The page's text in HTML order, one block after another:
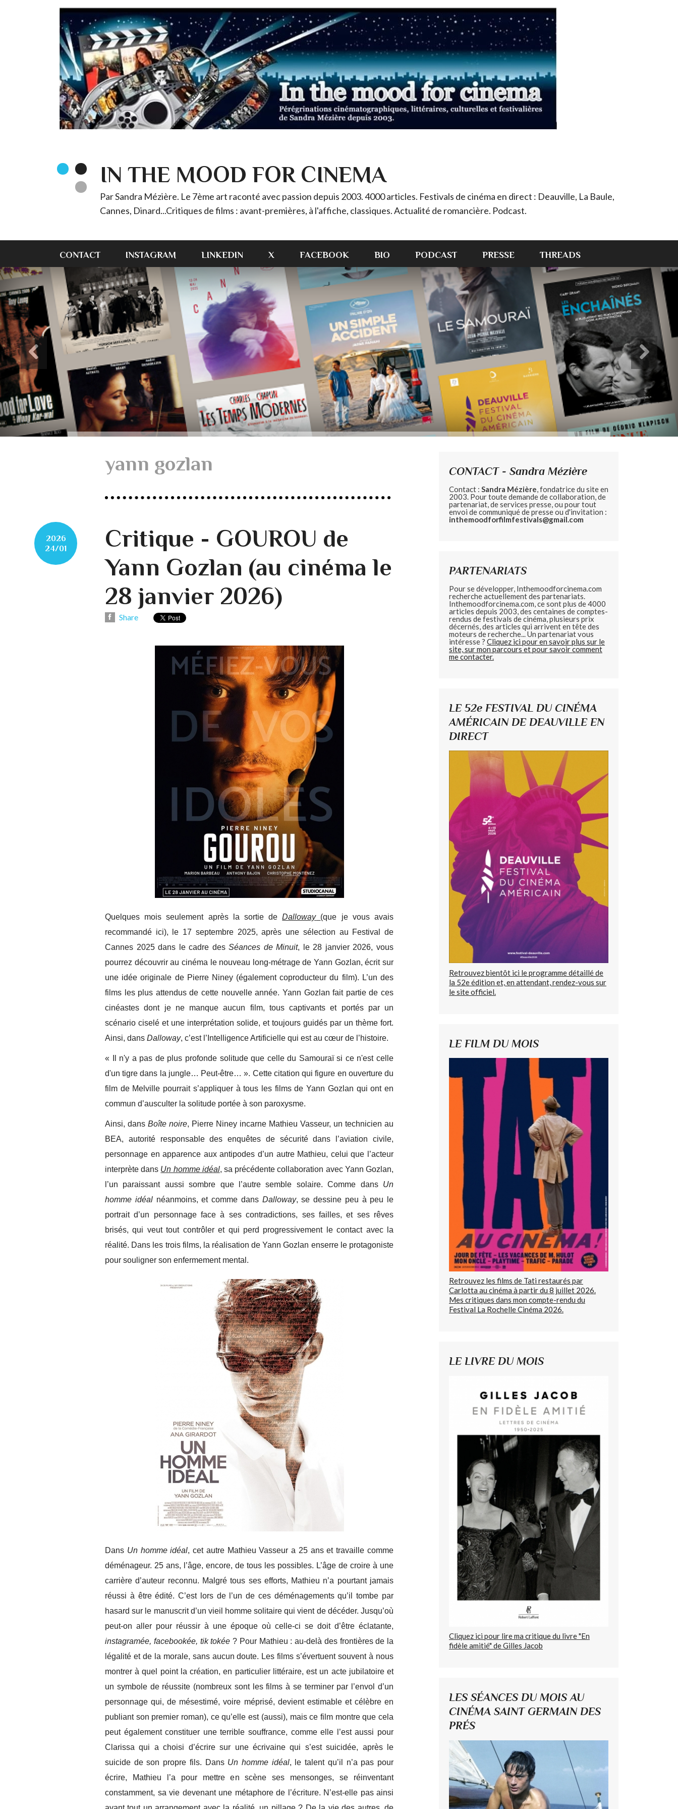
IN THE MOOD FOR CINEMA
Par Sandra Mézière. Le 7ème art raconté avec passion depuis 2003. 4000 articles. Festivals de cinéma en direct : Deauville, La Baule,
Cannes, Dinard...Critiques de films : avant-premières, à l'affiche, classiques. Actualité de romancière. Podcast.
CONTACT INSTAGRAM LINKEDIN X FACEBOOK BIO PODCAST PRESSE THREADS
yann gozlan
2026
24/01
Critique - GOUROU de
Yann Gozlan (au cinéma le
28 janvier 2026)
Share
Quelques mois seulement après la sortie deDalloway (que je vous avais
recommandé ici), le 17 septembre 2025, après une sélection au Festival de
Cannes 2025 dans le cadre desSéances de Minuit, le 28 janvier 2026, vous
pourrez découvrir au cinéma le nouveau long-métrage de Yann Gozlan, écrit sur
une idée originale de Pierre Niney (également coproducteur du film). L’un des
films les plus attendus de cette nouvelle année. Yann Gozlan fait partie de ces
cinéastes dont je ne manque aucun film, tous captivants et portés par un
scénario ciselé et une interprétation solide, et toujours guidés par un thème fort.
Ainsi, dans Dalloway, c’est l’Intelligence Artificielle qui est au cœur de l’histoire.
« Il n'y a pas de plus profonde solitude que celle du Samouraï si ce n'est celle
d'un tigre dans la jungle… Peut-être… ». Cette citation qui figure en ouverture du
film de Melville pourrait s’appliquer à tous les films de Yann Gozlan qui ont en
commun d’ausculter la solitude portée à son paroxysme.
Ainsi, dans Boîte noire, Pierre Niney incarne Mathieu Vasseur, un technicien au
BEA, autorité responsable des enquêtes de sécurité dans l’aviation civile,
personnage en apparence aux antipodes d’un autre Mathieu, celui que l’acteur
interprète dans Un homme idéal, sa précédente collaboration avec Yann Gozlan,
l’un paraissant aussi sombre que l’autre semble solaire. Comme dans Un
homme idéalnéanmoins, et comme dansDalloway, se dessine peu à peu le
portrait d’un personnage face à ses contradictions, ses failles, et ses rêves
brisés, qui veut tout contrôler et qui perd progressivement le contact avec la
réalité. Dans les trois films, la réalisation de Yann Gozlan enserre le protagoniste
pour souligner son enfermement mental.
Dans Un homme idéal, cet autre Mathieu Vasseur a 25 ans et travaille comme
déménageur. 25 ans, l’âge, encore, de tous les possibles. L’âge de croire à une
carrière d’auteur reconnu. Malgré tous ses efforts, Mathieu n’a pourtant jamais
réussi à être édité. C’est lors de l’un de ces déménagements qu’il tombe par
hasard sur le manuscrit d’un vieil homme solitaire qui vient de décéder. Jusqu’où
peut-on aller pour réussir à une époque où celle-ci se doit d’être éclatante,
instagramée, facebookée, tik tokée ? Pour Mathieu : au-delà des frontières de la
légalité et de la morale, sans aucun doute. Les films s’évertuent souvent à nous
montrer à quel point la création, en particulier littéraire, est un acte jubilatoire et
un symbole de réussite (nombreux sont les films à se terminer par l’envol d’un
personnage qui, de mésestimé, voire méprisé, devient estimable et célèbre en
publiant son premier roman), ce qu’elle est (aussi), mais ce film montre que cela
peut également constituer une terrible souffrance, comme elle l’est aussi pour
Clarissa qui a choisi d’écrire sur une écrivaine qui s’est suicidée, après le
suicide de son propre fils. Dans Un homme idéal, le talent qu’il n’a pas pour
écrire, Mathieu l’a pour mettre en scène ses mensonges, se réinventant
constamment, sa vie devenant une métaphore de l’écriture. N’est-elle pas ainsi
CONTACT - Sandra Mézière
Contact : Sandra Mézière, fondatrice du site en
2003. Pour toute demande de collaboration, de
partenariat, de services presse, ou pour tout
envoi de communiqué de presse ou d'invitation :
inthemoodforfilmfestivals@gmail.com
PARTENARIATS
Pour se développer, Inthemoodforcinema.com
recherche actuellement des partenariats.
Inthemoodforcinema.com, ce sont plus de 4000
articles depuis 2003, des centaines de comptes-
rendus de festivals de cinéma, plusieurs prix
décernés, des articles qui arrivent en tête des
moteurs de recherche... Un partenariat vous
intéresse ? Cliquez ici pour en savoir plus sur le
site, sur mon parcours et pour savoir comment
me contacter.
LE 52e FESTIVAL DU CINÉMA
AMÉRICAIN DE DEAUVILLE EN
DIRECT
Retrouvez bientôt ici le programme détaillé de
la 52e édition et, en attendant, rendez-vous sur
le site officiel.
LE FILM DU MOIS
Retrouvez les films de Tati restaurés par
Carlotta au cinéma à partir du 8 juillet 2026.
Mes critiques dans mon compte-rendu du
Festival La Rochelle Cinéma 2026.
LE LIVRE DU MOIS
Cliquez ici pour lire ma critique du livre "En
fidèle amitié" de Gilles Jacob
LES SÉANCES DU MOIS AU
CINÉMA SAINT GERMAIN DES
PRÉS